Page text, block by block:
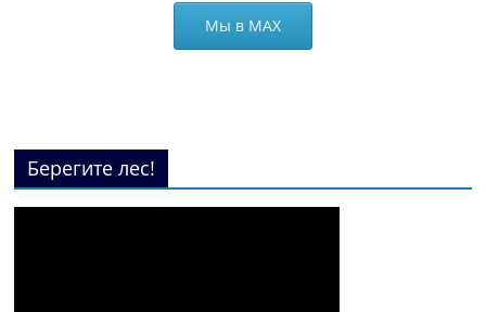
Мы в МАХ
Берегите лес!